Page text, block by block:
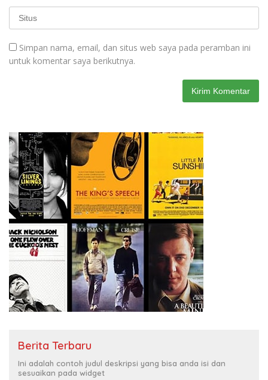
Simpan nama, email, dan situs web saya pada peramban ini
untuk komentar saya berikutnya.
Berita Terbaru
Ini adalah contoh judul deskripsi yang bisa anda isi dan
sesuaikan pada widget